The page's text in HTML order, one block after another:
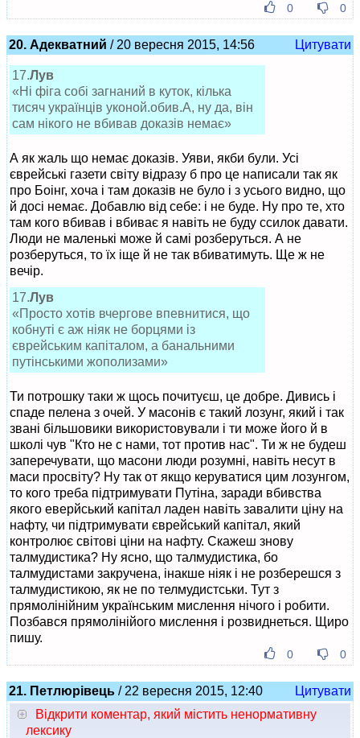
0 0
20. Адекватний / 20 вересня 2015, 14:56 Цитувати
17.Лув
«Ні фіга собі загнаний в куток, кілька
тисяч українців уконой.обив.А, ну да, він
сам нікого не вбивав доказів немає»
А як жаль що немає доказів. Уяви, якби були. Усі
єврейські газети світу відразу б про це написали так як
про Боінг, хоча і там доказів не було і з усього видно, що
й досі немає. Добавлю від себе: і не буде. Ну про те, хто
там кого вбивав і вбиває я навіть не буду ссилок давати.
Люди не маленькі може й самі розберуться. А не
розберуться, то їх іще й не так вбиватимуть. Ще ж не
вечір.
17.Лув
«Просто хотів вчергове впевнитися, що
кобнуті є аж ніяк не борцями із
єврейським капіталом, а банальними
путінськими жополизами»
Ти потрошку таки ж щось почитуєш, це добре. Дивись і
спаде пелена з очей. У масонів є такий лозунг, який і так
звані більшовики використовували і ти може його й в
школі чув "Кто не с нами, тот против нас". Ти ж не будеш
заперечувати, що масони люди розумні, навіть несут в
маси просвіту? Ну так от якщо керуватися цим лозунгом,
то кого треба підтримувати Путіна, заради вбивства
якого еверйський капітал ладен навіть завалити ціну на
нафту, чи підтримувати єврейський капітал, який
контролює світові ціни на нафту. Скажеш знову
талмудистика? Ну ясно, що талмудистика, бо
талмудистами закручена, інакше ніяк і не розберешся з
талмудистикою, як не по телмудистськи. Тут з
прямолінійним українським мислення нічого і робити.
Позбався прямолінійого мислення і розвиднеться. Щиро
пишу.
0 0
21. Петлюрівець / 22 вересня 2015, 12:40
Цитувати
Відкрити коментар, який містить ненормативну
лексику